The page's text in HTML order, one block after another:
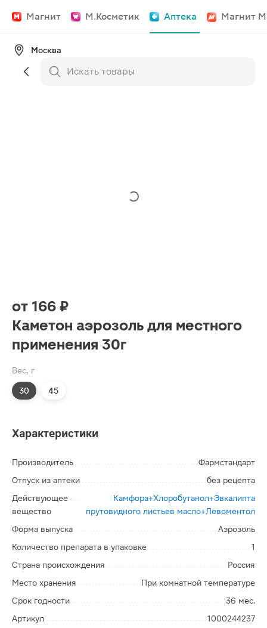
Магнит М.Косметик Аптека Магнит
Москва
от 166 ₽
Каметон аэрозоль для местного
применения 30г
Вес, г
30 45
Характеристики
Производитель
Фармстандарт
Отпуск из аптеки
без рецепта
Действующее
вещество
Камфора+Хлоробутанол+Эвкалипта
прутовидного листьев масло+Левоментол
Форма выпуска
Аэрозоль
Количество препарата в упаковке
1
Страна происхождения
Россия
Место хранения
При комнатной температуре
Срок годности
36 мес.
Артикул
1000244237